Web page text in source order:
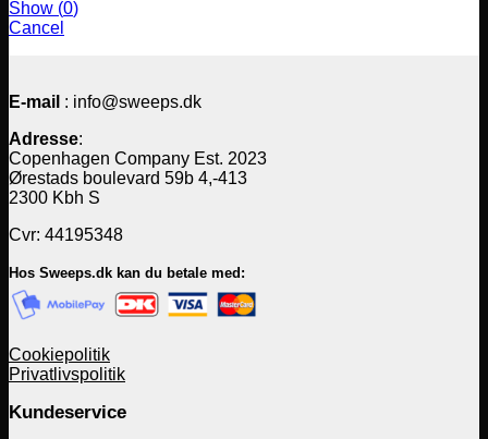
Show (0)
Cancel
E-mail : info@sweeps.dk
Adresse:
Copenhagen Company Est. 2023
Ørestads boulevard 59b 4,-413
2300 Kbh S
Cvr: 44195348
Hos Sweeps.dk kan du betale med:
Cookiepolitik
Privatlivspolitik
Kundeservice